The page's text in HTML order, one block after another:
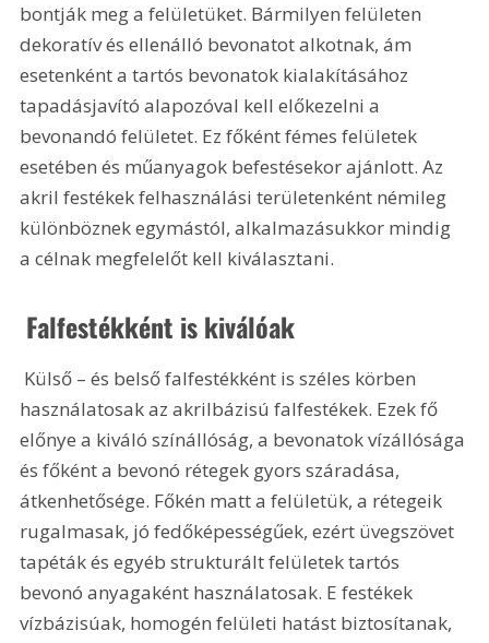
bontják meg a felületüket. Bármilyen felületen
dekoratív és ellenálló bevonatot alkotnak, ám
esetenként a tartós bevonatok kialakításához
tapadásjavító alapozóval kell előkezelni a
bevonandó felületet. Ez főként fémes felületek
esetében és műanyagok befestésekor ajánlott. Az
akril festékek felhasználási területenként némileg
különböznek egymástól, alkalmazásukkor mindig
a célnak megfelelőt kell kiválasztani.
Falfestékként is kiválóak
használatosak az akrilbázisú falfestékek. Ezek fő
előnye a kiváló színállóság, a bevonatok vízállósága
és főként a bevonó rétegek gyors száradása,
átkenhetősége. Főkén matt a felületük, a rétegeik
rugalmasak, jó fedőképességűek, ezért üvegszövet
tapéták és egyéb strukturált felületek tartós
bevonó anyagaként használatosak. E festékek
vízbázisúak, homogén felületi hatást biztosítanak,